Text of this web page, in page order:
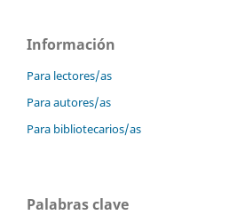
Información
Para lectores/as
Para autores/as
Para bibliotecarios/as
Palabras clave